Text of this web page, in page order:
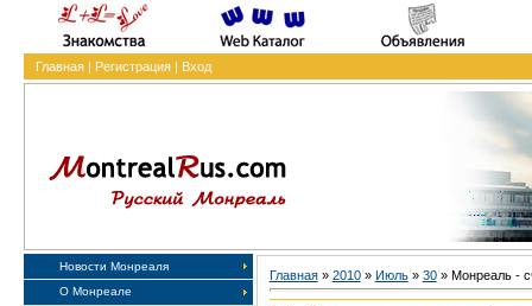
Главная| Регистрация| Вход
Новости Монреаля
О Монреале
Главная» 2010 » Июль » 30» Монреаль -